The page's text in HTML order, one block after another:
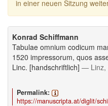
in einer neuen Sitzung
Konrad Schiffmann
Tabulae omnium codicum
1520 impressorum, quos
Linc. [handschriftlich] — Linz,
Permalink:
https://manuscripta.at/diglit/